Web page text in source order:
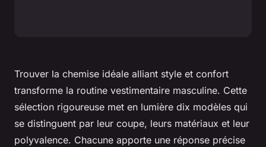
Trouver la chemise idéale alliant style et confort
transforme la routine vestimentaire masculine. Cette
sélection rigoureuse met en lumière dix modèles qui
se distinguent par leur coupe, leurs matériaux et leur
polyvalence. Chacune apporte une réponse précise